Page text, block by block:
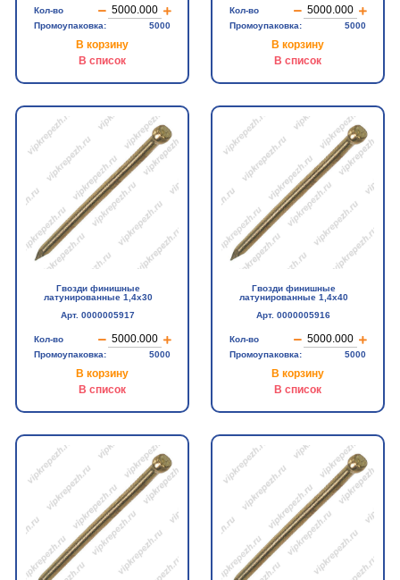
Кол-во
Промоупаковка:
5000
В корзину
В список
Кол-во
Промоупаковка:
5000
В корзину
В список
Гвозди финишные
латунированные 1,4х30
Арт. 0000005917
Кол-во
Промоупаковка:
5000
В корзину
В список
Гвозди финишные
латунированные 1,4х40
Арт. 0000005916
Кол-во
Промоупаковка:
5000
В корзину
В список